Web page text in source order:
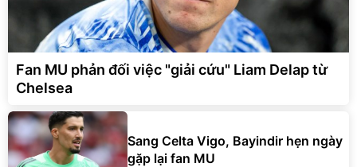
Fan MU phản đối việc "giải cứu" Liam Delap từ
Chelsea
Sang Celta Vigo, Bayindir hẹn ngày
gặp lại fan MU